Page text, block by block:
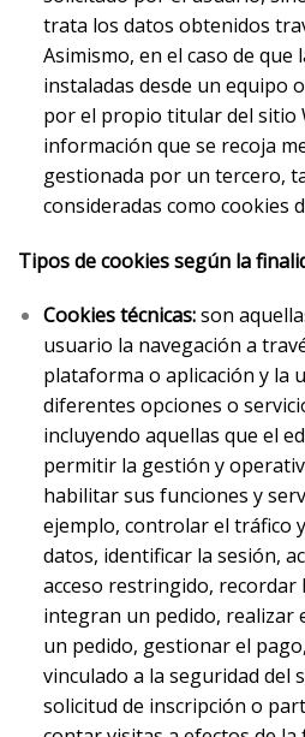
trata los datos obtenidos
Asimismo, en el caso de que
instaladas desde un equipo
por el propio titular del sitio
información que se recoja
gestionada por un tercero,
consideradas como cookies
Tipos de cookies según la
Cookies técnicas:son
usuario la navegación a
plataforma o aplicación y la
diferentes opciones o
incluyendo aquellas que el
permitir la gestión y
habilitar sus funciones y
ejemplo, controlar el tráfico
datos, identificar la sesión,
acceso restringido, recordar
integran un pedido, realizar
un pedido, gestionar el
vinculado a la seguridad del
solicitud de inscripción o